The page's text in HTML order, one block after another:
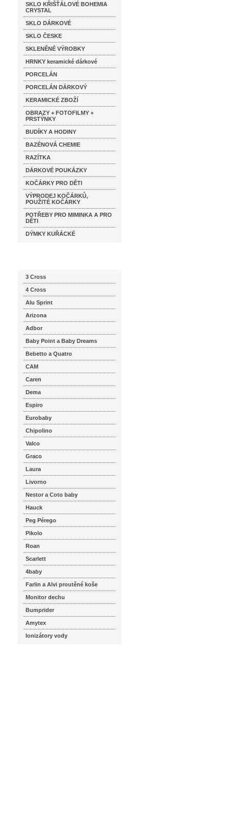
SKLO KŘIŠŤÁLOVÉ BOHEMIA
CRYSTAL
SKLO DÁRKOVÉ
SKLO ČESKE
SKLENĚNÉ VÝROBKY
HRNKY keramické dárkové
PORCELÁN
PORCELÁN DÁRKOVÝ
KERAMICKÉ ZBOŽÍ
OBRAZY + FOTOFILMY +
PRSTÝNKY
BUDÍKY A HODINY
BAZÉNOVÁ CHEMIE
RAZÍTKA
DÁRKOVÉ POUKÁZKY
KOČÁRKY PRO DĚTI
VÝPRODEJ KOČÁRKŮ,
POUŽITÉ KOČÁRKY
POTŘEBY PRO MIMINKA A PRO
DĚTI
DÝMKY KUŘÁCKÉ
3 Cross
4 Cross
Alu Sprint
Arizona
Adbor
Baby Point a Baby Dreams
Bebetto a Quatro
CAM
Caren
Dema
Espiro
Eurobaby
Chipolino
Valco
Graco
Laura
Livorno
Nestor a Coto baby
Hauck
Peg Pérego
Pikolo
Roan
Scarlett
4baby
Farlin a Alvi proutěné koše
Monitor dechu
Bumprider
Amytex
Ionizátory vody